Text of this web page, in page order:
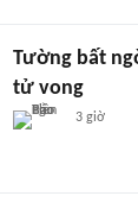
Tường bất
tử vong
3 giờ